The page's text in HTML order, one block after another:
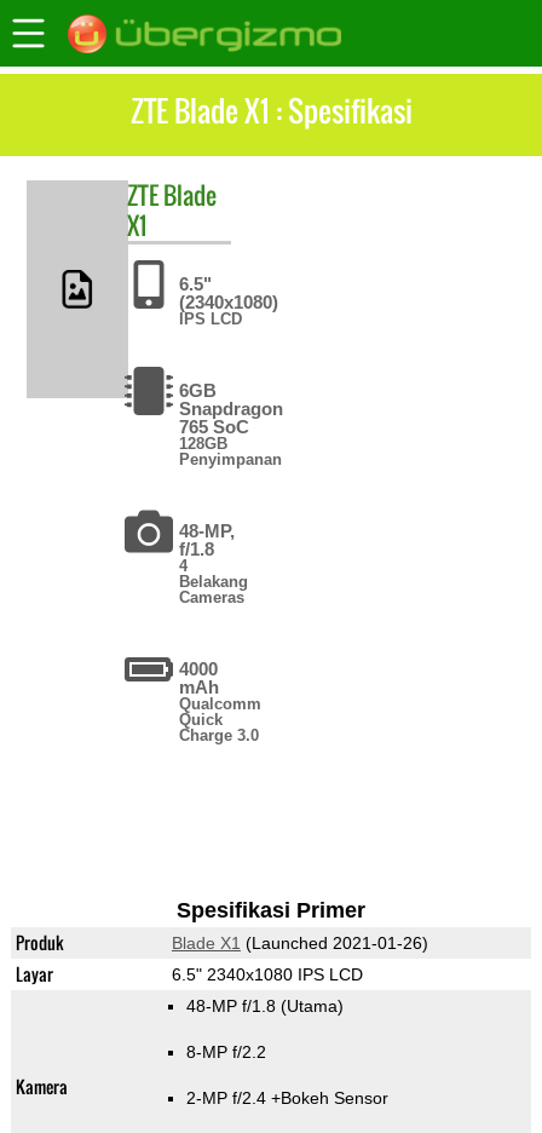
ZTE Blade X1 : Spesifikasi
ZTEBlade
X1
6.5"
(2340x1080)
IPS LCD
6GB
Snapdragon
765 SoC
128GB
Penyimpanan
48-MP,
f/1.8
4
Belakang
Cameras
4000
mAh
Qualcomm
Quick
Charge 3.0
Spesifikasi Primer
Produk Blade X1 (Launched 2021-01-26)
Layar 6.5" 2340x1080 IPS LCD
Kamera
48-MP f/1.8 (Utama)
8-MP f/2.2
2-MP f/2.4 +Bokeh Sensor